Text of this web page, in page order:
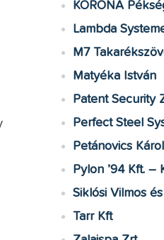
KORONA
Lambda
M7
Matyéka István
Patent Security
Perfect Steel
Petánovics
Pylon ’94 Kft. –
Siklósi Vilmos
Tarr Kft